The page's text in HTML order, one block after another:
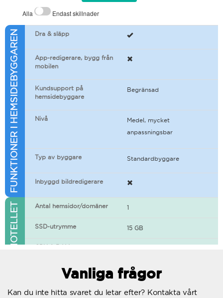
Alla Endast skillnader
FUNKTIONER I HEMSIDEBYGGAREN Dra & släpp
App-redigerare, bygg från
mobilen
Kundsupport på
hemsidebyggare
Begränsad
Nivå
Medel, mycket
anpassningsbar
Typ av byggare Standardbyggare
Inbyggd bildredigerare
Antal hemsidor/domäner 1
SSD-utrymme 15 GB
CPU & RAM
Gratis SSL-certifikat
Vanliga frågor
Kan du inte hitta svaret du letar efter? Kontakta vårt